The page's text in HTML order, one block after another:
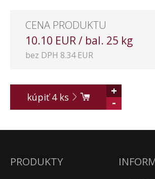
CENA PRODUKTU
10.10 EUR / bal. 25 kg
bez DPH 8.34 EUR
kúpiť4ks
+
-
PRODUKTY